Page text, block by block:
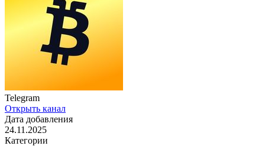
Telegram
Открыть канал
Дата добавления
24.11.2025
Категории